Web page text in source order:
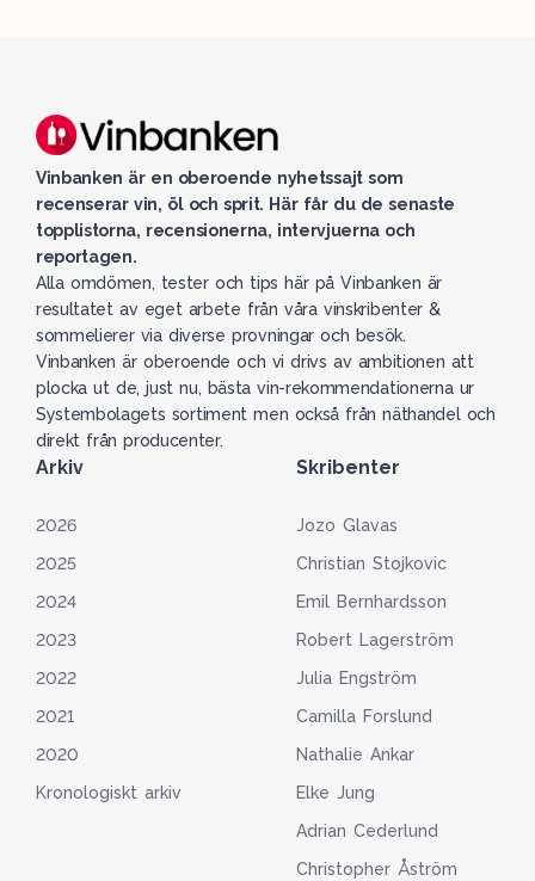
Vinbanken är en oberoende nyhetssajt som
recenserar vin, öl och sprit. Här får du de senaste
topplistorna, recensionerna, intervjuerna och
reportagen.
Alla omdömen, tester och tips här på Vinbanken är
resultatet av eget arbete från våra vinskribenter &
sommelierer via diverse provningar och besök.
Vinbanken är oberoende och vi drivs av ambitionen att
plocka ut de, just nu, bästa vin-rekommendationerna ur
Systembolagets sortiment men också från näthandel och
direkt från producenter.
Arkiv
2026
2025
2024
2023
2022
2021
2020
Kronologiskt arkiv
Skribenter
Jozo Glavas
Christian Stojkovic
Emil Bernhardsson
Robert Lagerström
Julia Engström
Camilla Forslund
Nathalie Ankar
Elke Jung
Adrian Cederlund
Christopher Åström